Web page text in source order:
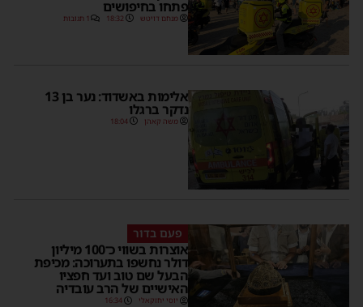
פתחו בחיפושים
מנחם דויטש 18:32 1 תגובות
אלימות באשדוד: נער בן 13
נדקר ברגלו
משה קאהן 18:04
פעם בדור
אוצרות בשווי כ־100 מיליון
דולר נחשפו בתערוכה: מכיפת
הבעל שם טוב ועד חפציו
האישיים של הרב עובדיה
יוסי יחזקאלי 16:34